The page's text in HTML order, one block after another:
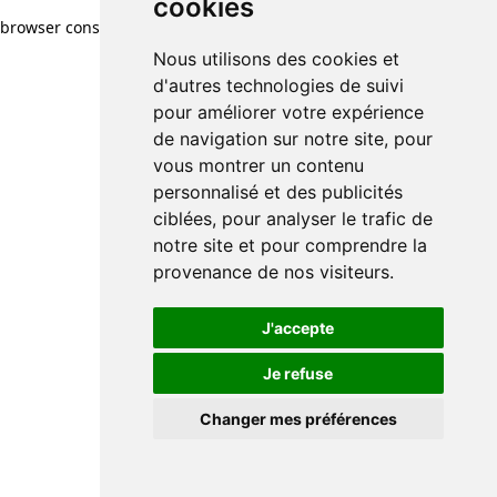
cookies
Nous utilisons des cookies et
d'autres technologies de suivi
pour améliorer votre expérience
de navigation sur notre site, pour
vous montrer un contenu
personnalisé et des publicités
ciblées, pour analyser le trafic de
notre site et pour comprendre la
provenance de nos visiteurs.
J'accepte
Je refuse
Changer mes préférences
browser console for more information)